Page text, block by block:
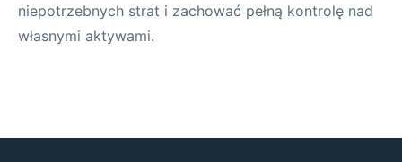
niepotrzebnych strat i zachować pełną kontrolę nad
własnymi aktywami.